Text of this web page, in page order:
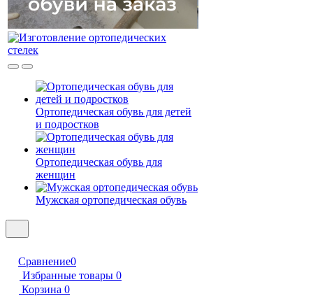
Ортопедическая обувь для детей
и подростков
Ортопедическая обувь для
женщин
Мужская ортопедическая обувь
Сравнение0
Избранные товары 0
Корзина 0